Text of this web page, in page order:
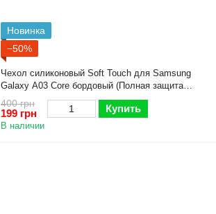
Новинка
−50%
Чехол силиконовый Soft Touch для Samsung
Galaxy A03 Core бордовый (Полная защита
камеры)
400 грн
199 грн Купить
В наличии